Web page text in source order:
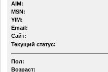
AIM:
MSN:
YIM:
Email:
Сайт:
Текущий статус:
Пол:
Возраст: